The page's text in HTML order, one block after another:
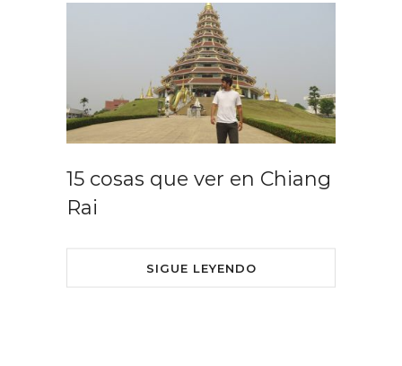
15 cosas que ver en Chiang
Rai
SIGUE LEYENDO